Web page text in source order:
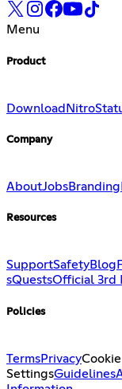
Menu
Product
Download Nitro
Company
AboutJobsBranding
Resources
SupportSafetyBlog
sQuestsOfficial 3rd
Policies
TermsPrivacyCookie
SettingsGuidelines